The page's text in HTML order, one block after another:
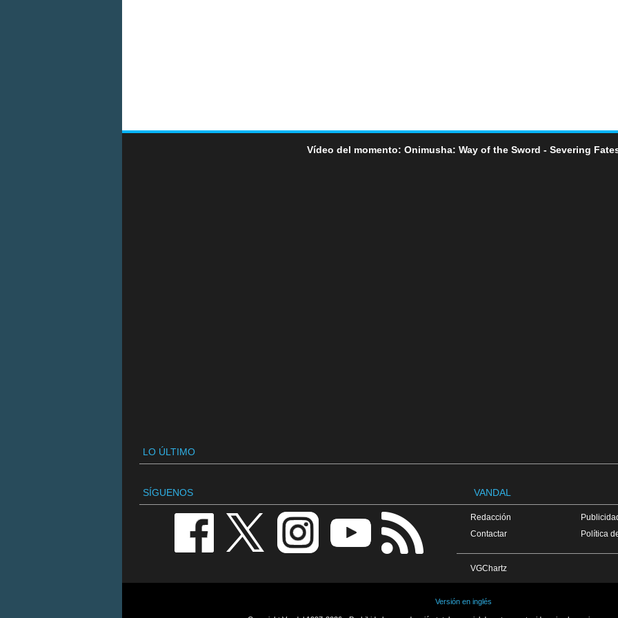
Vídeo del momento: Onimusha: Way of the Sword - Severing
LO ÚLTIMO
SÍGUENOS VANDAL
Redacción
Contactar
Política
VGChartz
Versión en inglés